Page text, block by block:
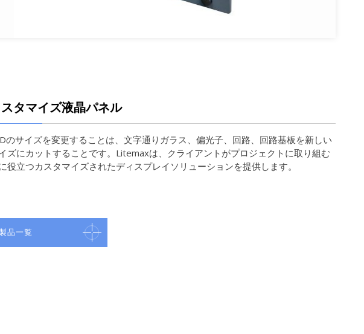
タマイズ液晶パネル
のサイズを変更することは、文字通りガラス、偏光子、回路、回路基板を新しい
ズにカットすることです。Litemaxは、クライアントがプロジェクトに取り組む
役立つカスタマイズされたディスプレイソリューションを提供します。
品一覧